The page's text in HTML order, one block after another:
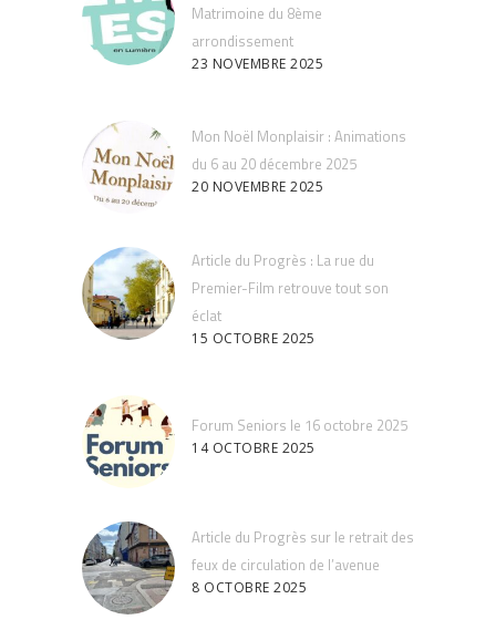
Matrimoine du 8ème
arrondissement
23 NOVEMBRE 2025
Mon Noël Monplaisir : Animations
du 6 au 20 décembre 2025
20 NOVEMBRE 2025
Article du Progrès : La rue du
Premier-Film retrouve tout son
éclat
15 OCTOBRE 2025
Forum Seniors le 16 octobre 2025
14 OCTOBRE 2025
Article du Progrès sur le retrait des
feux de circulation de l’avenue
8 OCTOBRE 2025